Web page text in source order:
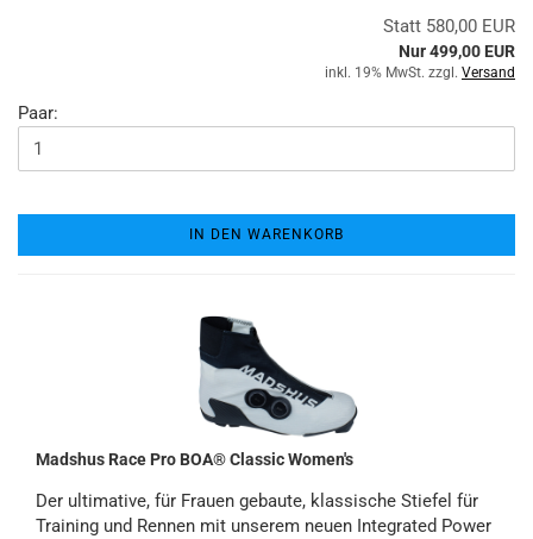
Statt 580,00 EUR
Nur 499,00 EUR
inkl. 19% MwSt. zzgl. Versand
Paar:
IN DEN WARENKORB
Madshus Race Pro BOA® Classic Women's
Der ultimative, für Frauen gebaute, klassische Stiefel für
Training und Rennen mit unserem neuen Integrated Power